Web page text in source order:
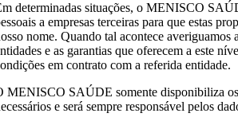
determinadas situações, o MENISCO
a empresas terceiras para que estas
nome. Quando tal acontece averiguamos
e as garantias que oferecem a este
em contrato com a referida entidade.
MENISCO SAÚDE somente disponibiliza os
e será sempre responsável pelos